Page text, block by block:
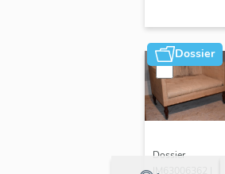
Dossier
Dossier
IM63006362 |